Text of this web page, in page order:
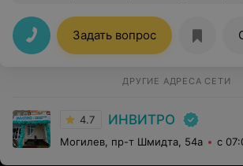
безболезненно, хотя у меня не самые
подключили к бонусной программе,
горячий шоколад. Спасибо, если сдавать
только у вас!!!
Задать вопрос
ДРУГИЕ АДРЕСА СЕТИ
4.7 ИНВИТРО
Могилев, пр-т Шмидта, 54а с